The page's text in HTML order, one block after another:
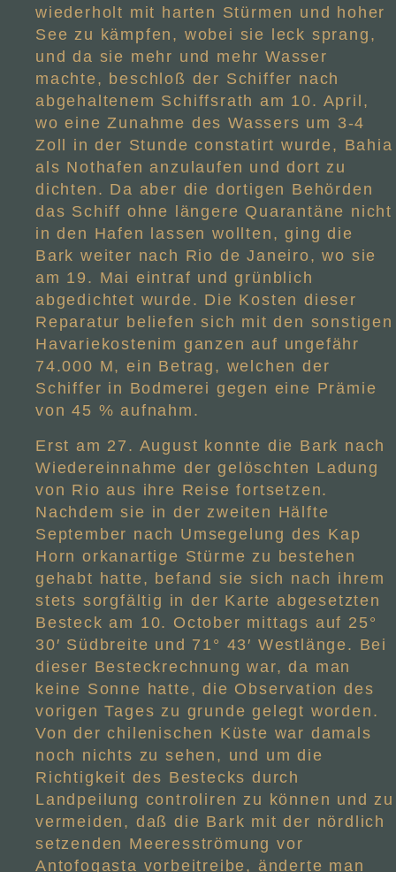
wiederholt mit harten Stürmen und hoher
See zu kämpfen, wobei sie leck sprang,
und da sie mehr und mehr Wasser
machte, beschloß der Schiffer nach
abgehaltenem Schiffsrath am 10. April,
wo eine Zunahme des Wassers um 3-4
Zoll in der Stunde constatirt wurde, Bahia
als Nothafen anzulaufen und dort zu
dichten. Da aber die dortigen Behörden
das Schiff ohne längere Quarantäne nicht
in den Hafen lassen wollten, ging die
Bark weiter nach Rio de Janeiro, wo sie
am 19. Mai eintraf und grünblich
abgedichtet wurde. Die Kosten dieser
Reparatur beliefen sich mit den sonstigen
Havariekostenim ganzen auf ungefähr
74.000 M, ein Betrag, welchen der
Schiffer in Bodmerei gegen eine Prämie
von 45 % aufnahm.
Erst am 27. August konnte die Bark nach
Wiedereinnahme der gelöschten Ladung
von Rio aus ihre Reise fortsetzen.
Nachdem sie in der zweiten Hälfte
September nach Umsegelung des Kap
Horn orkanartige Stürme zu bestehen
gehabt hatte, befand sie sich nach ihrem
stets sorgfältig in der Karte abgesetzten
Besteck am 10. October mittags auf 25°
30′ Südbreite und 71° 43′ Westlänge. Bei
dieser Besteckrechnung war, da man
keine Sonne hatte, die Observation des
vorigen Tages zu grunde gelegt worden.
Von der chilenischen Küste war damals
noch nichts zu sehen, und um die
Richtigkeit des Bestecks durch
Landpeilung controliren zu können und zu
vermeiden, daß die Bark mit der nördlich
setzenden Meeresströmung vor
Antofogasta vorbeitreibe, änderte man